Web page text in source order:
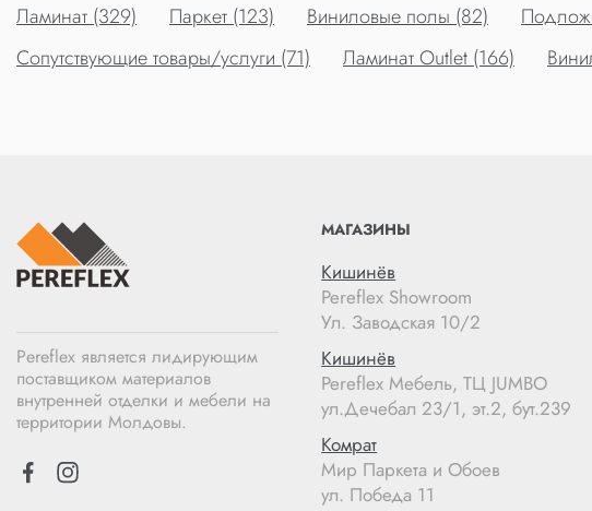
Ламинат (329)
Паркет (123) Виниловые полы (82)
Сопутствующие товары/услуги (71)
Ламинат Outlet (166)
Pereflex является лидирующим
поставщиком материалов
внутренней отделки и мебели на
территории Молдовы.
МАГАЗИНЫ
Кишинёв
Pereflex Showroom
Ул. Заводская 10/2
Кишинёв
Pereflex Мебель, ТЦ JUMBO
ул.Дечебал 23/1, эт.2, бут.239
Комрат
Мир Паркета и Обоев
ул. Победа 11